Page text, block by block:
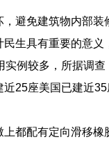
避免建筑物内部装
生具有重要的意义
例较多，所据调查
25座美国已建近
都配有定向滑移橡